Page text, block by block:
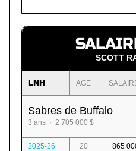
SCOTT
LNH AGE
Sabres de Buffalo
3 ans · 2 705 000 $
2025-26 20 865